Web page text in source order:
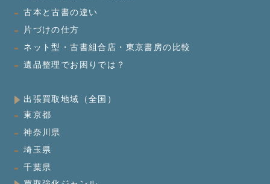
古本と古書の違い
片づけの仕方
ネット型・古書組合店・東京書房の比較
遺品整理でお困りでは？
出張買取地域（全国）
東京都
神奈川県
埼玉県
千葉県